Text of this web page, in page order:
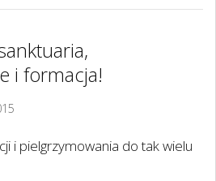
i formacja!
i pielgrzymowania do tak wielu